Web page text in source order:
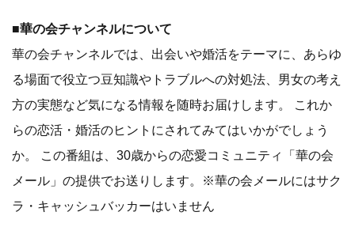
■華の会チャンネルについて
華の会チャンネルでは、出会いや婚活をテーマに、あらゆ
る場面で役立つ豆知識やトラブルへの対処法、男女の考え
方の実態など気になる情報を随時お届けします。 これか
らの恋活・婚活のヒントにされてみてはいかがでしょう
か。 この番組は、30歳からの恋愛コミュニティ「華の会
メール」の提供でお送りします。※華の会メールにはサク
ラ・キャッシュバッカーはいません